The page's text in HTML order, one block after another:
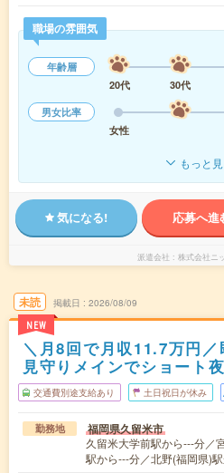
職場の雰囲気
年齢層
20代
30代
男女比率
女性
もっと
気になる! 応募へ進
派遣会社 株式会社ニ
未読
NEW
掲載日 2026/08/09
＼月8回で月収11.7万円
見守りメインでショート
交通費別途支給あり 土日祝日が休み
勤務地 福岡県久留米市
久留米大学前駅から---分／
駅から---分／北野(福岡県)